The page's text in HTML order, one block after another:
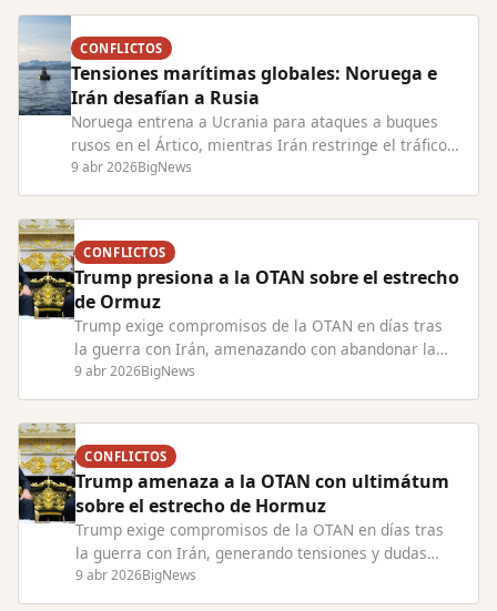
CONFLICTOS
Tensiones marítimas globales: Noruega e
Irán desafían a Rusia
Noruega entrena a Ucrania para ataques a buques
rusos en el Ártico, mientras Irán restringe el tráfico
en el Estrecho de Ormuz, elevando riesgos de
conflicto.
9 abr 2026BigNews
CONFLICTOS
Trump presiona a la OTAN sobre el estrecho
de Ormuz
Trump exige compromisos de la OTAN en días tras
la guerra con Irán, amenazando con abandonar la
alianza y criticando la falta de apoyo europeo.
9 abr 2026BigNews
CONFLICTOS
Trump amenaza a la OTAN con ultimátum
sobre el estrecho de Hormuz
Trump exige compromisos de la OTAN en días tras
la guerra con Irán, generando tensiones y dudas
sobre la continuidad de EE.UU. en la alianza.
9 abr 2026BigNews